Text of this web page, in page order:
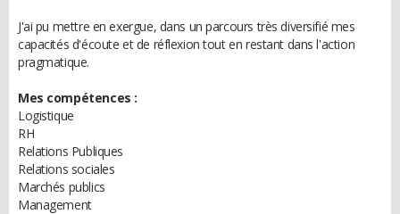
J'ai pu mettre en exergue, dans un parcours très diversifié mes
capacités d'écoute et de réflexion tout en restant dans l'action
pragmatique.
Mes compétences :
Logistique
RH
Relations Publiques
Relations sociales
Marchés publics
Management